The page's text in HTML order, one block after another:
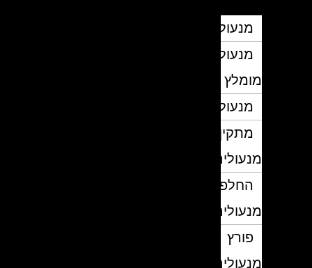
מנעולן
מנעולן
מומלץ
מנעולנים
מתקין
מנעולים
החלפת
מנעולים
פורץ
מנעולים